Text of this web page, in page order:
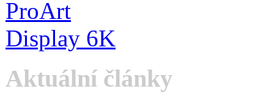
Aktuální články